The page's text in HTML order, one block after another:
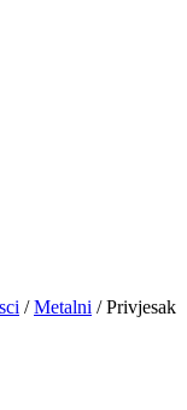
/Metalni / Privjesak